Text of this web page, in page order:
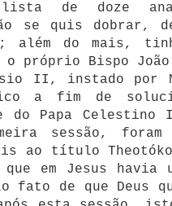
de doze
se quis dobrar,
além do mais,
próprio Bispo
II, instado por
a fim de
do Papa
sessão, foram
ao título
em Jesus
fato de que Deus